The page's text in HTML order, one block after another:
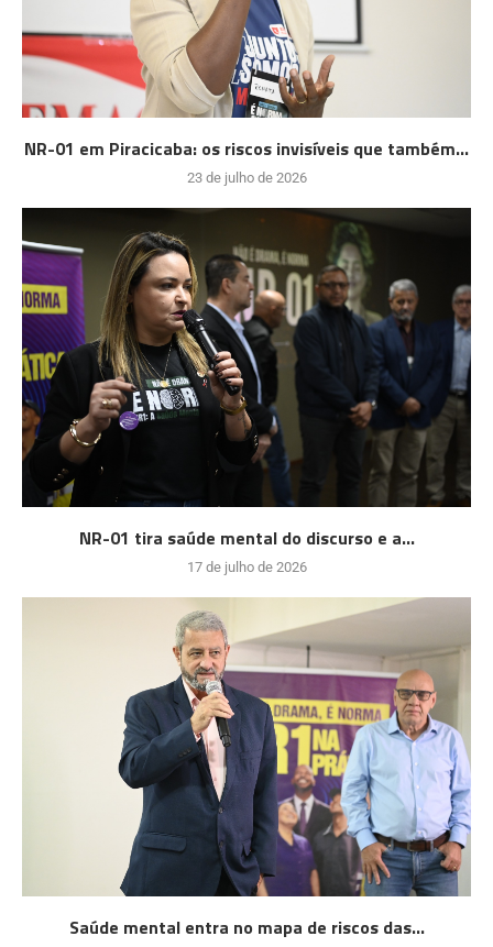
NR-01 em Piracicaba: os riscos invisíveis que também...
23 de julho de 2026
NR-01 tira saúde mental do discurso e a...
17 de julho de 2026
Saúde mental entra no mapa de riscos das...